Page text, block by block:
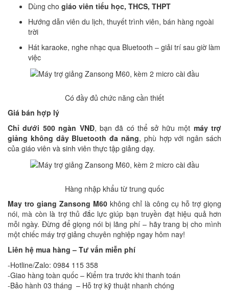
Dùng cho giáo viên tiểu học, THCS, THPT
Hướng dẫn viên du lịch, thuyết trình viên, bán hàng ngoài
trời
Hát karaoke, nghe nhạc qua Bluetooth – giải trí sau giờ làm
việc
Có đầy đủ chức năng cần thiết
Giá bán hợp lý
Chỉ dưới 500 ngàn VNĐ, bạn đã có thể sở hữu một máy trợ
giảng không dây Bluetooth đa năng, phù hợp với ngân sách
của giáo viên và sinh viên thực tập giảng dạy.
Hàng nhập khẩu từ trung quốc
May tro giang Zansong M60 không chỉ là công cụ hỗ trợ giọng
nói, mà còn là trợ thủ đắc lực giúp bạn truyền đạt hiệu quả hơn
mỗi ngày. Đừng để giọng nói bị lãng phí – hãy trang bị cho mình
một chiếc máy trợ giảng chuyên nghiệp ngay hôm nay!
Liên hệ mua hàng – Tư vấn miễn phí
-Hotline/Zalo: 0984 115 358
-Giao hàng toàn quốc – Kiểm tra trước khi thanh toán
-Bảo hành 03 tháng – Hỗ trợ kỹ thuật nhanh chóng